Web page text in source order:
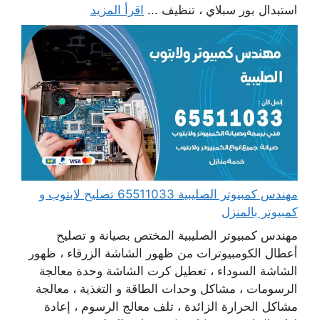
استبدال بور سبلاي ، تنظيف ... اقرأ المزيد
مهندس كمبيوتر الصليبية 65511033 تصليح لابتوب و
كمبيوتر بالمنزل
مهندس كمبيوتر الصليبية المختص بصيانة و تصليح
أعطال الكومبيوترات من ظهور الشاشة الزرقاء ، ظهور
الشاشة السوداء ، تعطيل كرت الشاشة وحدة معالجة
الرسومات ، مشاكل وحدات الطاقة و التغذية ، معالجة
مشاكل الحرارة الزائدة ، تلف معالج الرسوم ، إعادة